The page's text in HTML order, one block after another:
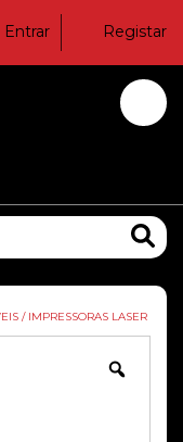
Entrar Registar
/ IMPRESSORAS LASER